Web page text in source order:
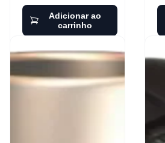
Adicionar ao
carrinho